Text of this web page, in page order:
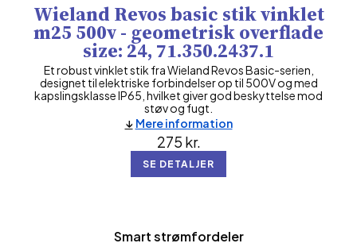
Wieland Revos basic stik vinklet
m25 500v - geometrisk overflade
size: 24, 71.350.2437.1
Et robust vinklet stik fra Wieland Revos Basic-serien,
designet til elektriske forbindelser op til 500V og med
kapslingsklasse IP65, hvilket giver god beskyttelse mod
støv og fugt.
275 kr.
SE DETALJER
Mere information
Smart strømfordeler